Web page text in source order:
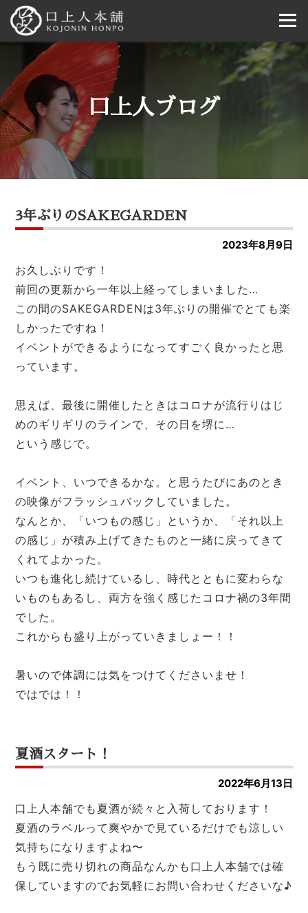
口上人ブログ
3年ぶりのSAKEGARDEN
2023年8月9日
お久しぶりです！
前回の更新から一年以上経ってしまいました…
この間のSAKEGARDENは3年ぶりの開催でとても楽
しかったですね！
イベントができるようになってすごく良かったと思
っています。
思えば、最後に開催したときはコロナが流行りはじ
めのギリギリのラインで、その日を堺に…
という感じで。
イベント、いつできるかな。と思うたびにあのとき
の映像がフラッシュバックしていました。
なんとか、「いつもの感じ」というか、「それ以上
の感じ」が積み上げてきたものと一緒に戻ってきて
くれてよかった。
いつも進化し続けているし、時代とともに変わらな
いものもあるし、両方を強く感じたコロナ禍の3年間
でした。
これからも盛り上がっていきましょー！！
暑いので体調には気をつけてくださいませ！
ではでは！！
夏酒スタート！
2022年6月13日
口上人本舗でも夏酒が続々と入荷しております！
夏酒のラベルって爽やかで見ているだけでも涼しい
気持ちになりますよね〜
もう既に売り切れの商品なんかも口上人本舗では確
保していますのでお気軽にお問い合わせくださいな♪